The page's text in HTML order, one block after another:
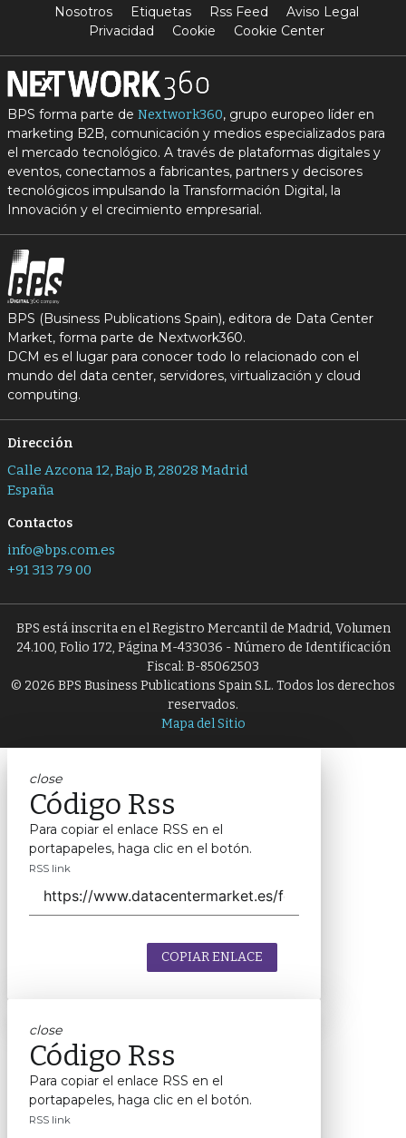
Nosotros Etiquetas Rss Feed
Aviso Legal
Privacidad
Cookie Cookie Center
BPS forma parte de Nextwork360, grupo europeo líder en
marketing B2B, comunicación y medios especializados para
el mercado tecnológico. A través de plataformas digitales y
eventos, conectamos a fabricantes, partners y decisores
tecnológicos impulsando la Transformación Digital, la
Innovación y el crecimiento empresarial.
BPS (Business Publications Spain), editora de Data Center
Market, forma parte de Nextwork360.
DCM es el lugar para conocer todo lo relacionado con el
mundo del data center, servidores, virtualización y cloud
computing.
Dirección
Calle Azcona 12, Bajo B, 28028 Madrid
España
Contactos
info@bps.com.es
+91 313 79 00
BPS está inscrita en el Registro Mercantil de Madrid, Volumen
24.100, Folio 172, Página M-433036 - Número de Identificación
Fiscal: B-85062503
© 2026 BPS Business Publications Spain S.L. Todos los derechos
reservados.
Mapa del Sitio
close
Código Rss
Para copiar el enlace RSS en el
portapapeles, haga clic en el botón.
RSS link
COPIAR ENLACE
close
Código Rss
Para copiar el enlace RSS en el
portapapeles, haga clic en el botón.
RSS link